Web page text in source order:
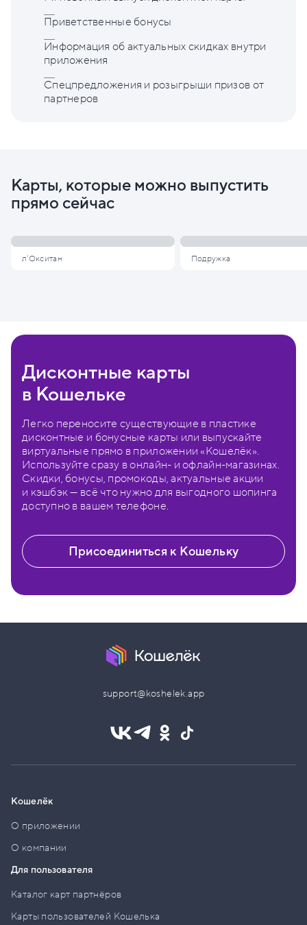
Приветственные бонусы
Информация об актуальных скидках внутри
приложения
Спецпредложения и розыгрыши призов от
партнеров
Карты, которые можно выпустить
прямо сейчас
л'Окситан Подружка
Дисконтные карты
в Кошельке
Легко переносите существующие в пластике
дисконтные и бонусные карты или выпускайте
виртуальные прямо в приложении «Кошелёк».
Используйте сразу в онлайн- и офлайн-магазинах.
Скидки, бонусы, промокоды, актуальные акции
и кэшбэк — всё что нужно для выгодного шопинга
доступно в вашем телефоне.
Присоединиться к Кошельку
support@koshelek.app
Кошелёк
О приложении
О компании
Для пользователя
Каталог карт партнёров
Карты пользователей Кошелька